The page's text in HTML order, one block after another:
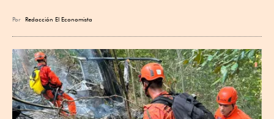
Por Redacción El Economista